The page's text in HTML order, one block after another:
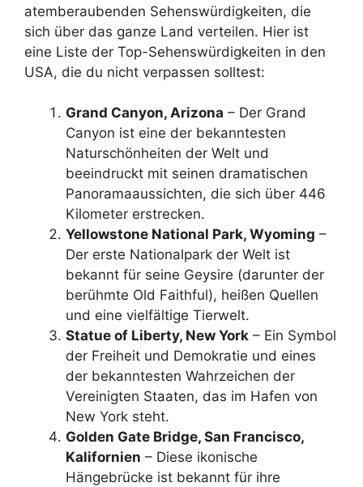
atemberaubenden Sehenswürdigkeiten, die
sich über das ganze Land verteilen. Hier ist
eine Liste der Top-Sehenswürdigkeiten in den
USA, die du nicht verpassen solltest:
Grand Canyon, Arizona – Der Grand
Canyon ist eine der bekanntesten
Naturschönheiten der Welt und
beeindruckt mit seinen dramatischen
Panoramaaussichten, die sich über 446
Kilometer erstrecken.
Yellowstone National Park, Wyoming –
Der erste Nationalpark der Welt ist
bekannt für seine Geysire (darunter der
berühmte Old Faithful), heißen Quellen
und eine vielfältige Tierwelt.
Statue of Liberty, New York – Ein Symbol
der Freiheit und Demokratie und eines
der bekanntesten Wahrzeichen der
Vereinigten Staaten, das im Hafen von
New York steht.
Golden Gate Bridge, San Francisco,
Kalifornien – Diese ikonische
Hängebrücke ist bekannt für ihre